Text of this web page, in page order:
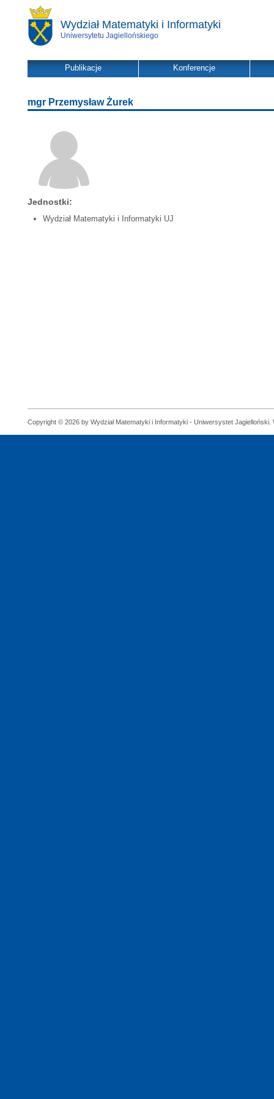
Wydział Matematyki i Informatyki
Uniwersytetu Jagiellońskiego
Publikacje Konferencje
mgr Przemysław Żurek
Jednostki:
Wydział Matematyki i Informatyki UJ
Copyright © 2026 by Wydział Matematyki i Informatyki - Uniwersystet